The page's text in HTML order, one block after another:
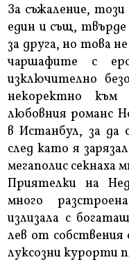
За съжаление,
един и същ,
за друга, но това
чаршафите с
изключително
некоректно
любовния романс
в Истанбул, за да
след като я
мегаполис секнаха
Приятелки на
много
излизала с
лев от собствения
луксозни курорти